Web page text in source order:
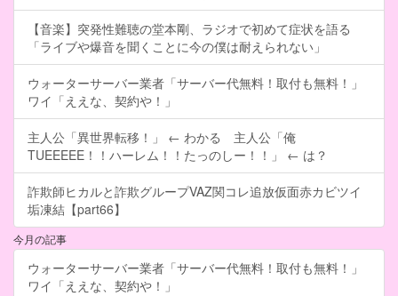
【音楽】突発性難聴の堂本剛、ラジオで初めて症状を語る
「ライブや爆音を聞くことに今の僕は耐えられない」
ウォーターサーバー業者「サーバー代無料！取付も無料！」
ワイ「ええな、契約や！」
主人公「異世界転移！」 ← わかる 主人公「俺
TUEEEEE！！ハーレム！！たっのしー！！」 ← は？
詐欺師ヒカルと詐欺グループVAZ関コレ追放仮面赤カビツイ
垢凍結【part66】
今月の記事
ウォーターサーバー業者「サーバー代無料！取付も無料！」
ワイ「ええな、契約や！」